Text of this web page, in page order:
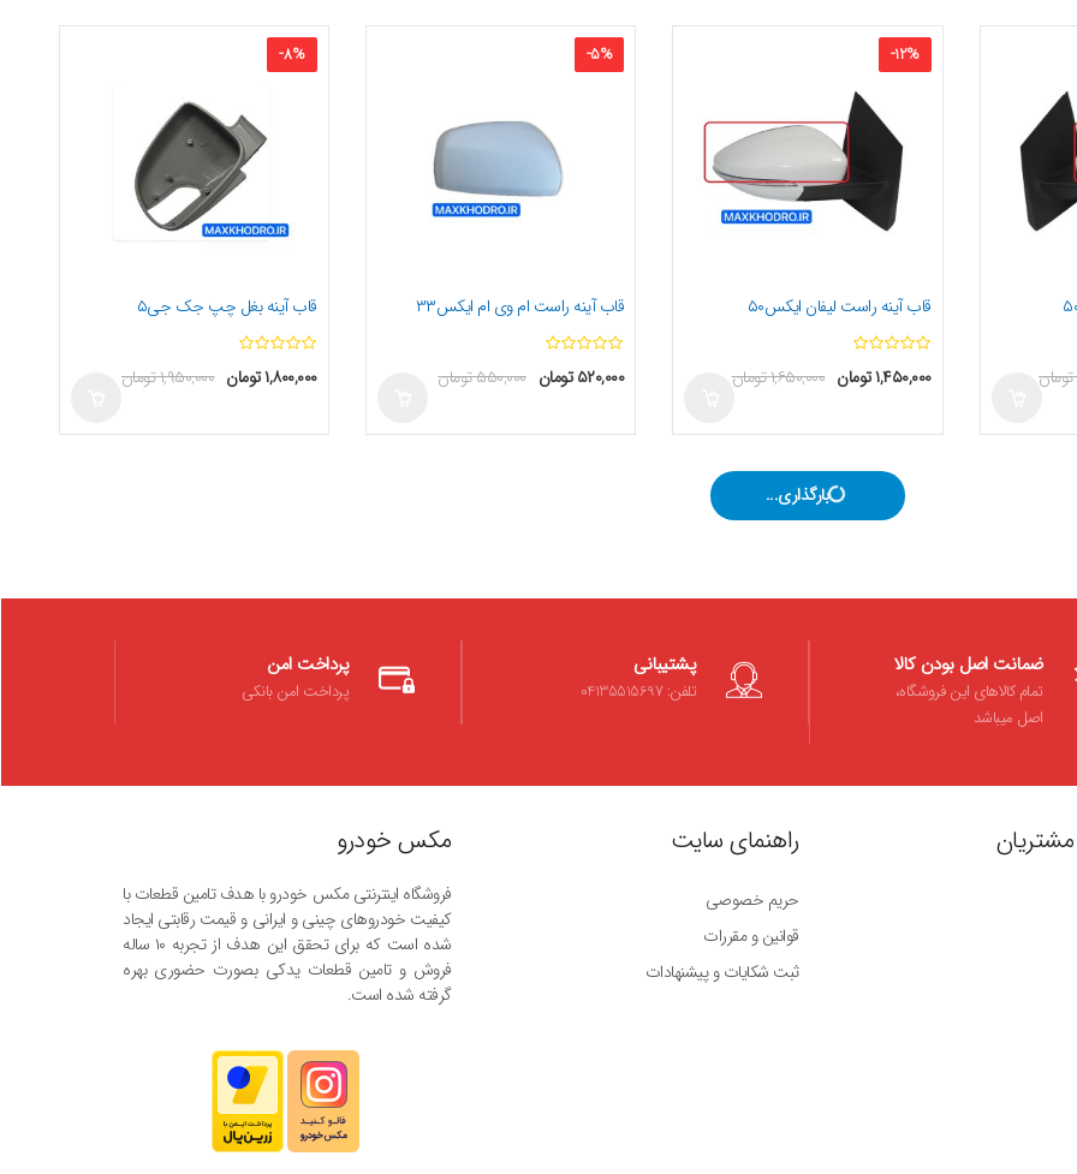
-8%
قاب آینه بغل چپ جک جی۵
۱,۹۵۰,۰۰۰تومان ۱,۸۰۰,۰۰۰تومان
-5%
قاب آینه راست ام وی ام ایکس۳۳
۵۵۰,۰۰۰تومان ۵۲۰,۰۰۰ تومان
-12%
قاب آینه راست لیفان ایکس۵۰
۱,۶۵۰,۰۰۰تومان ۱,۴۵۰,۰۰۰تومان تومان
بارگذاری بیشتر
پرداخت امن
پرداخت امن بانکی
پشتیبانی
تلفن: 04135515697
ضمانت اصل بودن کالا
تمام کالاهای این فروشگاه،
اصل میباشد
مکس خودرو
فروشگاه اینترنتی مکس خودرو با هدف تامین قطعات با
کیفیت خودروهای چینی و ایرانی و قیمت رقابتی ایجاد
شده است که برای تحقق این هدف از تجربه ۱۰ ساله
فروش و تامین قطعات یدکی بصورت حضوری بهره
گرفته شده است.
راهنمای سایت
حریم خصوصی
قوانین و مقررات
ثبت شکایات و پیشنهادات